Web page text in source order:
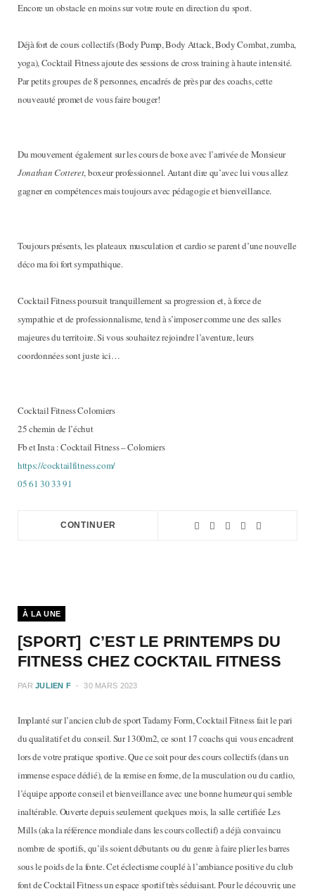
Encore un obstacle en moins sur votre route en direction du sport.
Déjà fort de cours collectifs (Body Pump, Body Attack, Body Combat, zumba,
yoga), Cocktail Fitness ajoute des sessions de cross training à haute intensité.
Par petits groupes de 8 personnes, encadrés de près par des coachs, cette
nouveauté promet de vous faire bouger!
Du mouvement également sur les cours de boxe avec l’arrivée de Monsieur
Jonathan Cotteret, boxeur professionnel. Autant dire qu’avec lui vous allez
gagner en compétences mais toujours avec pédagogie et bienveillance.
Toujours présents, les plateaux musculation et cardio se parent d’une nouvelle
déco ma foi fort sympathique.
Cocktail Fitness poursuit tranquillement sa progression et, à force de
sympathie et de professionnalisme, tend à s’imposer comme une des salles
majeures du territoire. Si vous souhaitez rejoindre l’aventure, leurs
coordonnées sont juste ici…
Cocktail Fitness Colomiers
25 chemin de l’échut
Fb et Insta : Cocktail Fitness – Colomiers
https://cocktailfitness.com/
05 61 30 33 91
CONTINUER
À LA UNE
[SPORT] C’EST LE PRINTEMPS DU
FITNESS CHEZ COCKTAIL FITNESS
PAR JULIEN F 30 MARS 2023
Implanté sur l’ancien club de sport Tadamy Form, Cocktail Fitness fait le pari
du qualitatif et du conseil. Sur 1300m2, ce sont 17 coachs qui vous encadrent
lors de votre pratique sportive. Que ce soit pour des cours collectifs (dans un
immense espace dédié), de la remise en forme, de la musculation ou du cardio,
l’équipe apporte conseil et bienveillance avec une bonne humeur qui semble
inaltérable. Ouverte depuis seulement quelques mois, la salle certifiée Les
Mills (aka la référence mondiale dans les cours collectif) a déjà convaincu
nombre de sportifs, qu’ils soient débutants ou du genre à faire plier les barres
sous le poids de la fonte. Cet éclectisme couplé à l’ambiance positive du club
font de Cocktail Fitness un espace sportif très séduisant. Pour le découvrir, une